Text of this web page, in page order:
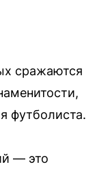
сражаются
футболиста.
— это